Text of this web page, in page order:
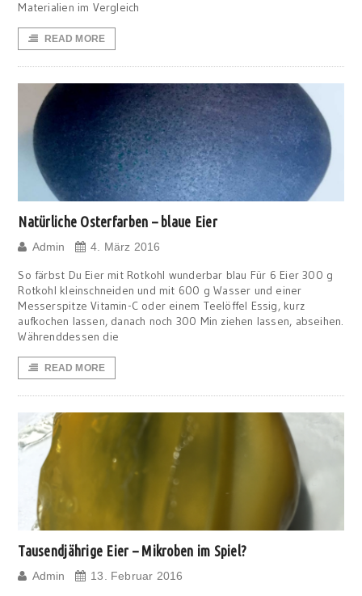
Materialien im Vergleich
READ MORE
Natürliche Osterfarben – blaue Eier
Admin 4. März 2016
So färbst Du Eier mit Rotkohl wunderbar blau Für 6 Eier 300 g
Rotkohl kleinschneiden und mit 600 g Wasser und einer
Messerspitze Vitamin-C oder einem Teelöffel Essig, kurz
aufkochen lassen, danach noch 300 Min ziehen lassen, abseihen.
Währenddessen die
READ MORE
Tausendjährige Eier – Mikroben im Spiel?
Admin 13. Februar 2016